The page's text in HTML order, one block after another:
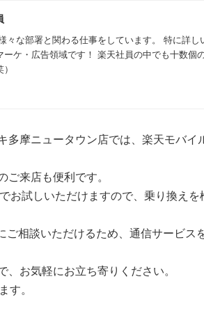
々な部署と関わる仕事をしています。 特に詳し
ケ・広告領域です！ 楽天社員の中でも十数個
多摩ニュータウン店では、楽天モバイ
来店も便利です。
お試しいただけますので、乗り換えを
相談いただけるため、通信サービス
お気軽にお立ち寄りください。
す。